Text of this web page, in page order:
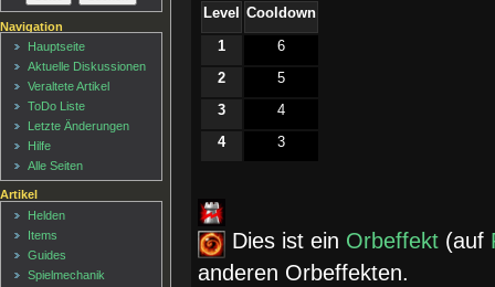
Level Cooldown
1 6
2 5
3 4
4 3
Dies ist ein Orbeffekt (auf
anderen Orbeffekten.
Navigation
Hauptseite
Aktuelle Diskussionen
Veraltete Artikel
ToDo Liste
Letzte Änderungen
Hilfe
Alle Seiten
Artikel
Helden
Items
Guides
Spielmechanik